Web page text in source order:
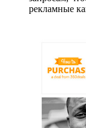
рекламные